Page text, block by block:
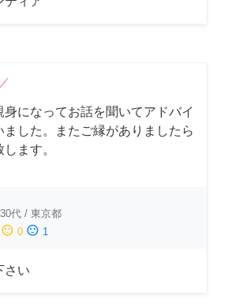
身になってお話を聞いてアドバイ
ました。またご縁がありましたら
ます。
30代 / 東京都
sentiment_neutral 0 sentiment_dissatisfied 1
さい